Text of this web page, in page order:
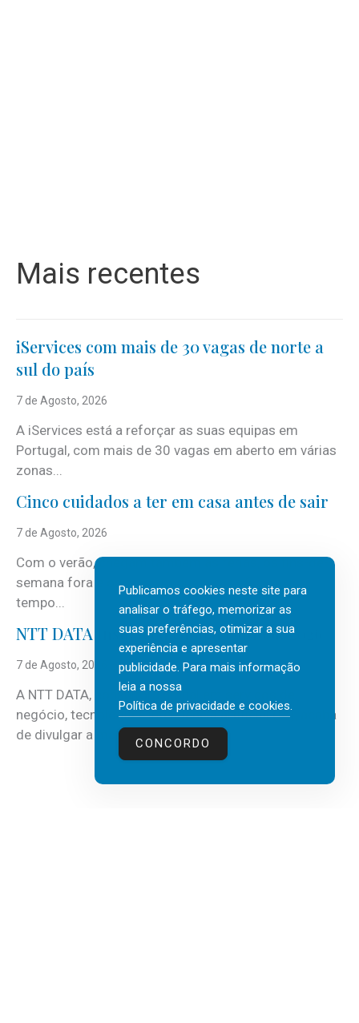
Mais recentes
iServices com mais de 30 vagas de norte a
sul do país
7 de Agosto, 2026
A iServices está a reforçar as suas equipas em
Portugal, com mais de 30 vagas em aberto em várias
zonas...
Cinco cuidados a ter em casa antes de sair
7 de Agosto, 2026
Com o verão, chegam também as férias, os fins-de-
semana fora e os dias em que a casa fica mais
tempo...
NTT DATA Insurtech Global Outlook 2026
7 de Agosto, 2026
A NTT DATA, consultora global em serviços de
negócio, tecnologia e inteligência artificial (IA), acaba
de divulgar a mais recente...
Publicamos cookies neste site para
analisar o tráfego, memorizar as
suas preferências, otimizar a sua
experiência e apresentar
publicidade. Para mais informação
leia a nossa
Política de privacidade e cookies.
CONCORDO